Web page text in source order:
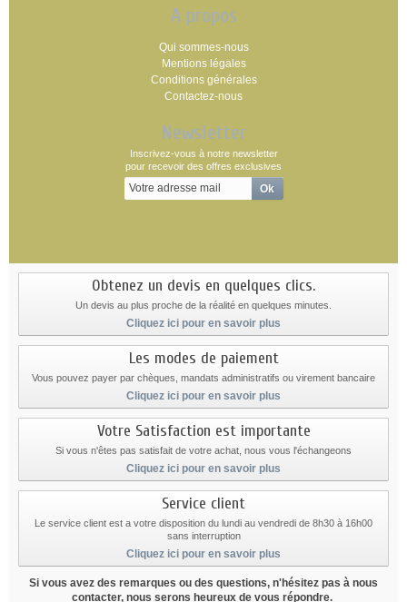
A propos
Qui sommes-nous
Mentions légales
Conditions générales
Contactez-nous
Newsletter
Inscrivez-vous à notre newsletter
pour recevoir des offres exclusives
Obtenez un devis en quelques clics.
Un devis au plus proche de la réalité en quelques minutes.
Cliquez ici pour en savoir plus
Les modes de paiement
Vous pouvez payer par chèques, mandats administratifs ou virement bancaire
Cliquez ici pour en savoir plus
Votre Satisfaction est importante
Si vous n'êtes pas satisfait de votre achat, nous vous l'échangeons
Cliquez ici pour en savoir plus
Service client
Le service client est a votre disposition du lundi au vendredi de 8h30 à 16h00
sans interruption
Cliquez ici pour en savoir plus
Si vous avez des remarques ou des questions, n'hésitez pas à nous
contacter, nous serons heureux de vous répondre.